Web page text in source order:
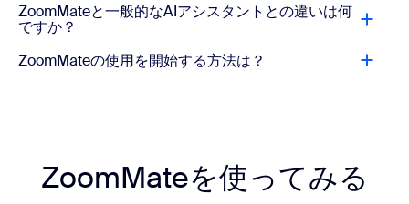
ZoomMateと一般的なAIアシスタントとの違いは何
ですか？
ZoomMateの使用を開始する方法は？
ZoomMateを使ってみる